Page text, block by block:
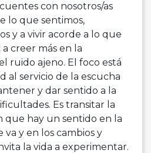
con nosotros/as
lo que sentimos,
y a vivir acorde a lo que
creer más en la
ruido ajeno. El foco está
al servicio de la escucha
y dar sentido a la
Es transitar la
que hay un sentido en la
y en los cambios y
la vida a experimentar.